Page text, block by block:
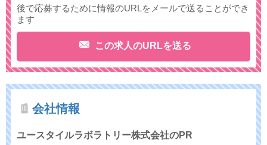
後で応募するために情報のURLをメールで送ることができ
ます
この求人のURLを送る
会社情報
ユースタイルラボラトリー株式会社のPR